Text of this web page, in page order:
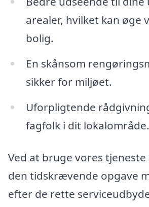
arealer, hvilket kan øge
bolig.
En skånsom
sikker for miljøet.
Uforpligtende
fagfolk i dit lokalområde.
Ved at bruge vores
den tidskrævende opgave
efter de rette